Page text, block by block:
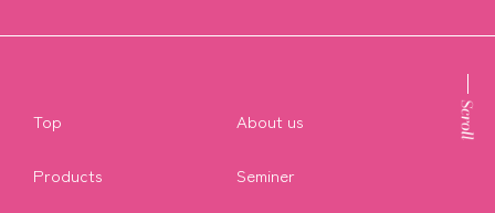
Top About us
Products Seminer